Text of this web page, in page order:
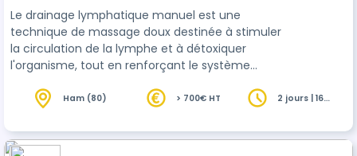
Le drainage lymphatique manuel est une
technique de massage doux destinée à stimuler
la circulation de la lymphe et à détoxiquer
l'organisme, tout en renforçant le système
s'effectue avec les doigts et la paume des mains
circulation lymphatique et en variant la pression.
La madérotherapie est un soin basé sur un
Ham (80) > 700€ HT
2 jours | 16